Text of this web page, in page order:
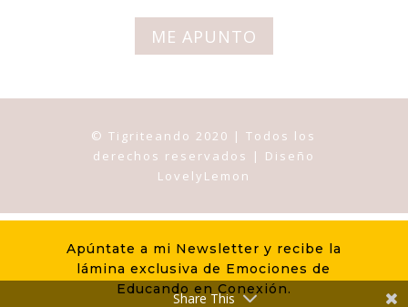
Apúntate a mi Newsletter y recibe la
lámina exclusiva de Emociones de
Educando en Conexión.
ME APUNTO
© Tigriteando 2020 | Todos los
derechos reservados | Diseño
LovelyLemon
Share This